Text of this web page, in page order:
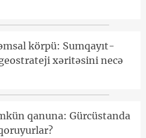
körpü: Sumqayıt-
xəritəsini necə
qanuna: Gürcüstanda